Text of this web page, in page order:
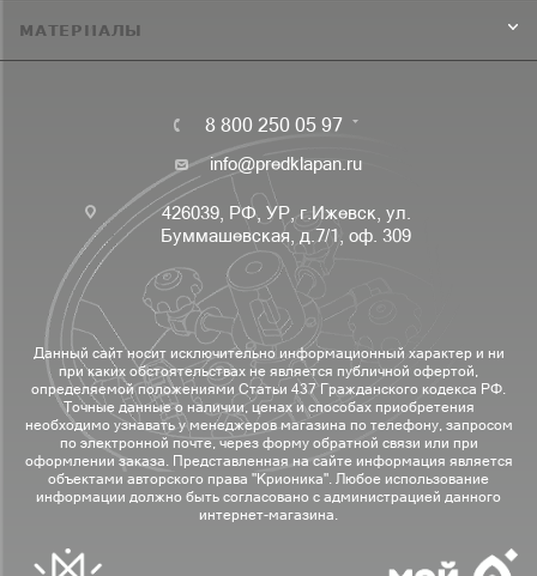
МАТЕРИАЛЫ
8 800 250 05 97
info@predklapan.ru
426039, РФ, УР, г.Ижевск, ул.
Буммашевская, д.7/1, оф. 309
Данный сайт носит исключительно информационный характер и ни
при каких обстоятельствах не является публичной офертой,
определяемой положениями Статьи 437 Гражданского кодекса РФ.
Точные данные о наличии, ценах и способах приобретения
необходимо узнавать у менеджеров магазина по телефону, запросом
по электронной почте, через форму обратной связи или при
оформлении заказа. Представленная на сайте информация является
объектами авторского права "Крионика". Любое использование
информации должно быть согласовано с администрацией данного
интернет-магазина.